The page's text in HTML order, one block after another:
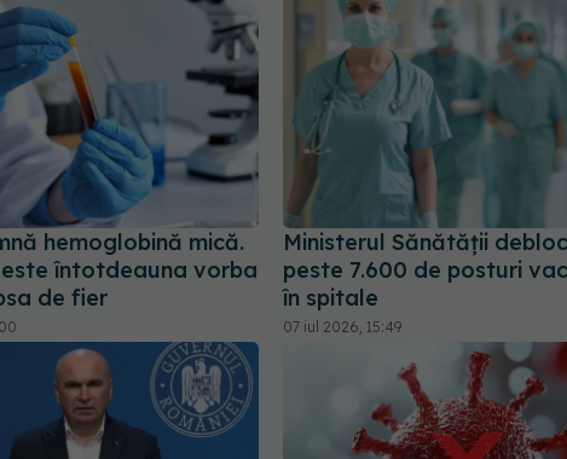
hemoglobină mică.
este întotdeauna vorba
de fier
Ministerul Sănătății
peste 7.600 de posturi
în spitale
07 iul 2026, 15:49